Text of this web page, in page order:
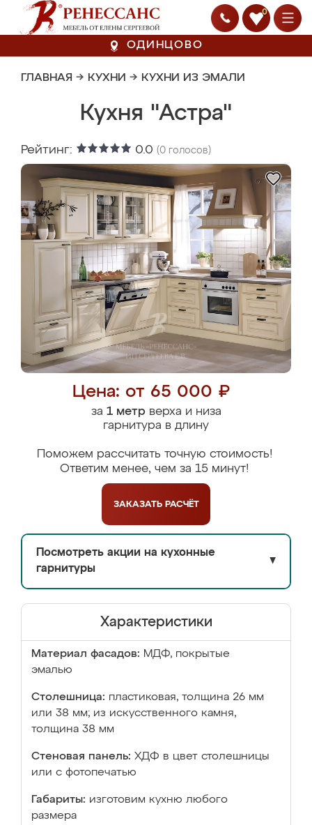
0
ОДИНЦОВО
ГЛАВНАЯ → КУХНИ → КУХНИ ИЗ ЭМАЛИ
Кухня "Астра"
Рейтинг: 0.0 (0 голосов)
Цена: от 65 000 ₽
за 1 метрверха и низа
гарнитура в длину
Поможем рассчитать точную стоимость!
Ответим менее, чем за 15 минут!
ЗАКАЗАТЬ РАСЧЁТ
Посмотреть акции на кухонные
гарнитуры
▼
Характеристики
Материал фасадов: МДФ, покрытые
эмалью
Столешница: пластиковая, толщина 26 мм
или 38 мм; из искусственного камня,
толщина 38 мм
Стеновая панель: ХДФ в цвет столешницы
или с фотопечатью
Габариты: изготовим кухню любого
размера